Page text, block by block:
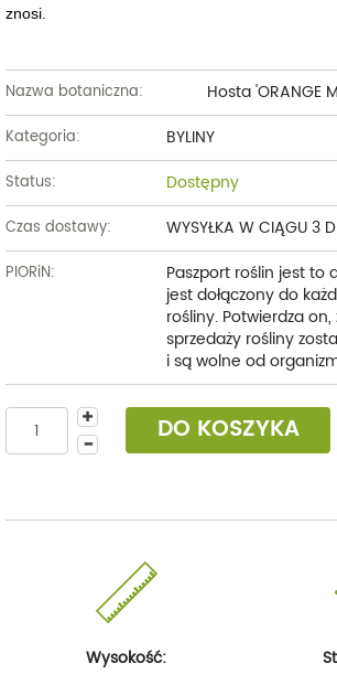
znosi.
Nazwa botaniczna: Hosta 'ORANGE
Kategoria: BYLINY
Status: Dostępny
Czas dostawy: WYSYŁKA W CIĄGU 3
PIORiN:
Paszport roślin jest to
jest dołączony do
rośliny. Potwierdza
sprzedaży rośliny
i są wolne od
DO KOSZYKA
Wysokość: